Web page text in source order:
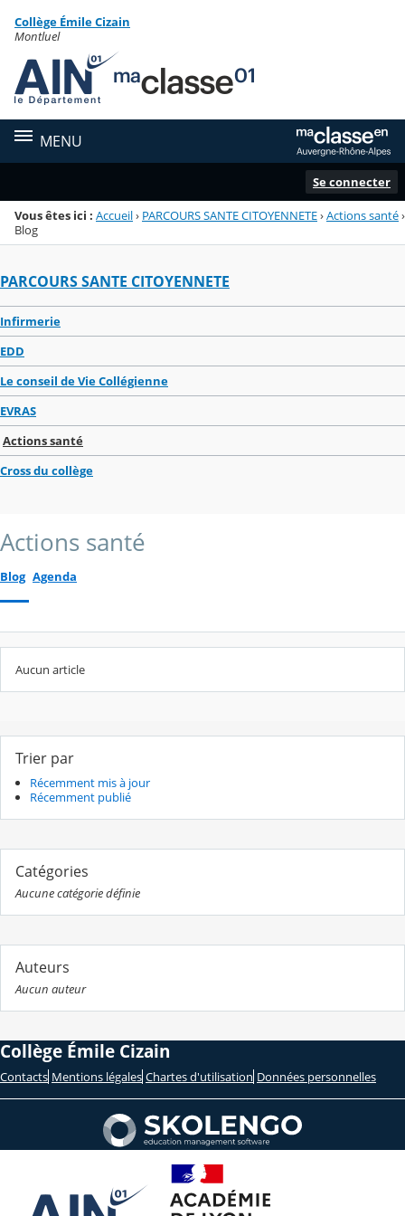
Menu de la rubrique
Contenu
Collège Émile Cizain
Montluel
MENU
Se connecter
Vous êtes ici : Accueil› PARCOURS SANTE CITOYENNETE›Actions santé›
Blog
PARCOURS SANTE CITOYENNETE
Infirmerie
EDD
Le conseil de Vie Collégienne
EVRAS
Actions santé
Cross du collège
Actions santé
Blog Agenda
Aucun article
Trier par
Récemment mis à jour
Récemment publié
Catégories
Aucune catégorie définie
Auteurs
Aucun auteur
Collège Émile Cizain
Contacts Mentions légales Chartes d'utilisation Données personnelles